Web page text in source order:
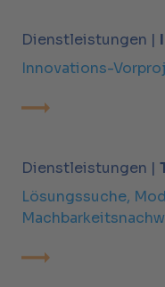
Dienstleistungen |
Innovations-
Dienstleistungen |
Lösungssuche,